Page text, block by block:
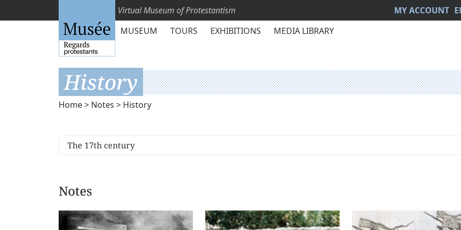
Virtual Museum of Protestantism MY ACCOUNT
MUSEUM
TOURS EXHIBITIONS MEDIA LIBRARY
History
Home> Notes > History
Notes